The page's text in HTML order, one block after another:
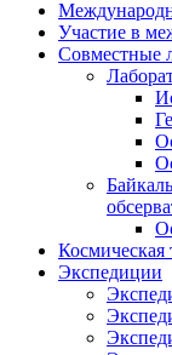
Участие в
Совместные
Космическая
Экспедиции